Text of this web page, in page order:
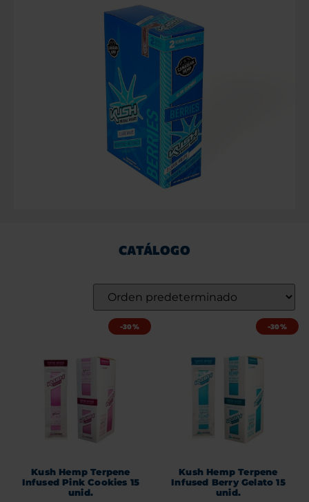
CATÁLOGO
-30%
Kush Hemp Terpene
Infused Pink Cookies 15
unid.
-30%
Kush Hemp Terpene
Infused Berry Gelato 15
unid.